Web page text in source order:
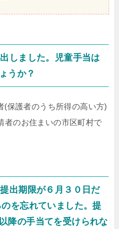
しました。児童手当は
うか？
(保護者のうち所得の高い方)
者のお住まいの市区町村で
出期限が６月３０日だ
を忘れていました。提
降の手当てを受けられな